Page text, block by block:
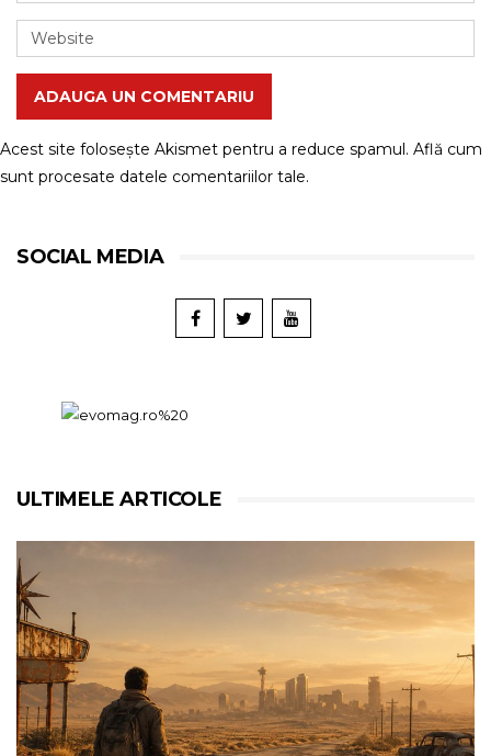
ADAUGA UN COMENTARIU
Acest site folosește Akismet pentru a reduce spamul. Află cum
sunt procesate datele comentariilor tale.
SOCIAL MEDIA
ULTIMELE ARTICOLE